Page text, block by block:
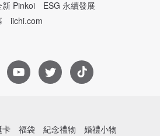
新 Pinkoi
ESG 永續發展
iichi.com
卡 福袋 紀念禮物
婚禮小物